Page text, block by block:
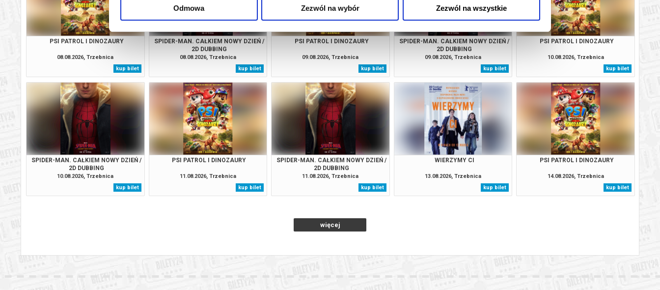
Odmowa Zezwól na wybór Zezwól na wszystkie
PSI PATROL I DINOZAURY
08.08.2026, Trzebnica
kup bilet
SPIDER-MAN. CAŁKIEM NOWY DZIEŃ /
2D DUBBING
08.08.2026, Trzebnica
kup bilet
PSI PATROL I DINOZAURY
09.08.2026, Trzebnica
kup bilet
SPIDER-MAN. CAŁKIEM NOWY DZIEŃ /
2D DUBBING
09.08.2026, Trzebnica
kup bilet
PSI PATROL I DINOZAURY
10.08.2026, Trzebnica
kup bilet
SPIDER-MAN. CAŁKIEM NOWY DZIEŃ /
2D DUBBING
10.08.2026, Trzebnica
kup bilet
PSI PATROL I DINOZAURY
11.08.2026, Trzebnica
kup bilet
SPIDER-MAN. CAŁKIEM NOWY DZIEŃ /
2D DUBBING
11.08.2026, Trzebnica
kup bilet
WIERZYMY CI
13.08.2026, Trzebnica
kup bilet
PSI PATROL I DINOZAURY
14.08.2026, Trzebnica
kup bilet
więcej